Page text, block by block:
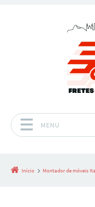
MENU
Início Montador de móveis